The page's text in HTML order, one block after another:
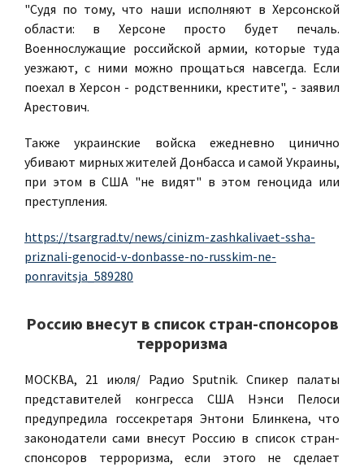
"Судя по тому, что наши исполняют в Херсонской
области: в Херсоне просто будет печаль.
Военнослужащие российской армии, которые туда
уезжают, с ними можно прощаться навсегда. Если
поехал в Херсон - родственники, крестите", - заявил
Арестович.
Также украинские войска ежедневно цинично
убивают мирных жителей Донбасса и самой Украины,
при этом в США "не видят" в этом геноцида или
преступления.
https://tsargrad.tv/news/cinizm-zashkalivaet-ssha-
priznali-genocid-v-donbasse-no-russkim-ne-
ponravitsja_589280
Россию внесут в список стран-спонсоров
терроризма
МОСКВА, 21 июля/ Радио Sputnik. Спикер палаты
представителей конгресса США Нэнси Пелоси
предупредила госсекретаря Энтони Блинкена, что
законодатели сами внесут Россию в список стран-
спонсоров терроризма, если этого не сделает